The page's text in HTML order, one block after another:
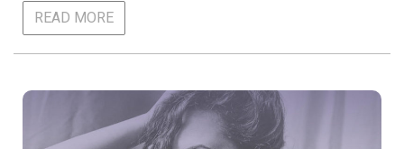
READ MORE